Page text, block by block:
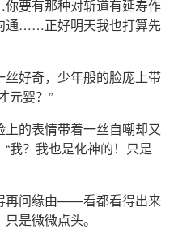
要有那种对斩道有延寿作
通……正好明天我也打算先
好奇，少年般的脸庞上带
元婴？”
的表情带着一丝自嘲却又
我？我也是化神的！只是
再问缘由——看都看得出来
是微微点头。